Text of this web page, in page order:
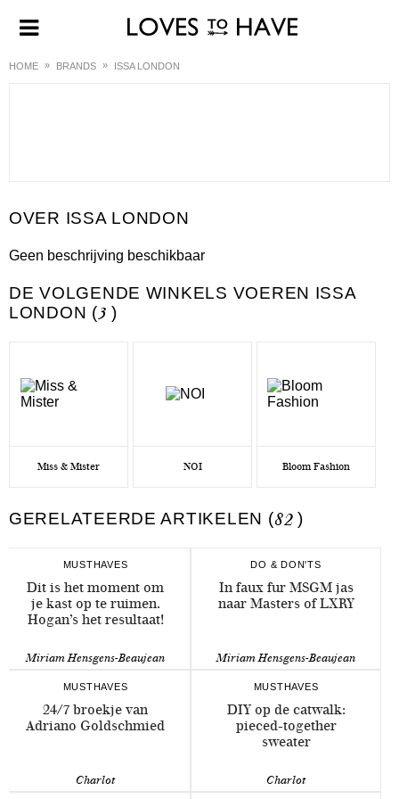
HOME BRANDS ISSA LONDON
ISSA LONDON
Geen beschrijving beschikbaar
DE VOLGENDE WINKELS VOEREN ISSA
LONDON (3 )
Miss & Mister NOI Bloom Fashion
GERELATEERDE ARTIKELEN (82 )
MUSTHAVES
Dit is het moment om
je kast op te ruimen.
Hogan’s het resultaat!
Miriam Hensgens-Beaujean
DO & DON'TS
In faux fur MSGM jas
naar Masters of LXRY
Miriam Hensgens-Beaujean
MUSTHAVES
24/7 broekje van
Adriano Goldschmied
Charlot
MUSTHAVES
DIY op de catwalk:
pieced-together
sweater
Charlot